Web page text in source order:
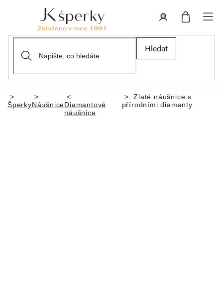
Hledat
Domů
ŠperkyNáušniceDiamantové
náušnice
Zlaté náušnice s
přírodními diamanty